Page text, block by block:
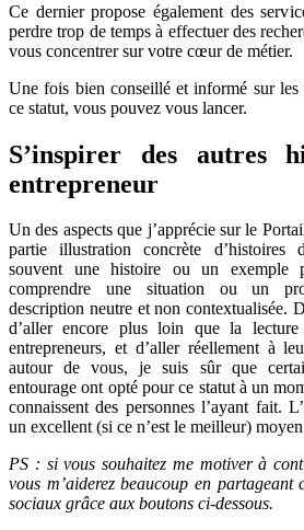
Ce dernier propose également des
perdre trop de temps à effectuer des
vous concentrer sur votre cœur de métier.
Une fois bien conseillé et informé sur les
ce statut, vous pouvez vous lancer.
S’inspirer des autres
entrepreneur
Un des aspects que j’apprécie sur le
partie illustration concrète d’histoires
souvent une histoire ou un exemple
comprendre une situation ou un
description neutre et non contextualisée.
d’aller encore plus loin que la lecture
entrepreneurs, et d’aller réellement à
autour de vous, je suis sûr que
entourage ont opté pour ce statut à un
connaissent des personnes l’ayant fait.
un excellent (si ce n’est le meilleur)
PS : si vous souhaitez me motiver à
vous m’aiderez beaucoup en
sociaux grâce aux boutons ci-dessous.